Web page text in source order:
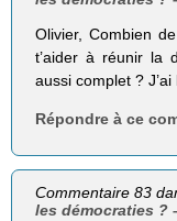
Olivier, Combien
t’aider à réunir la
aussi complet ?
Répondre à ce
Commentaire 83
les démocraties ?